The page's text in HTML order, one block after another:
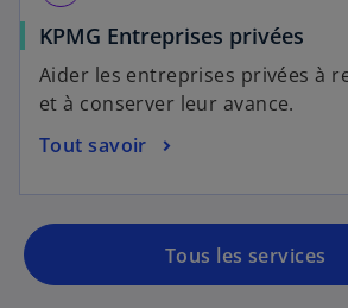
KPMG Entreprises privées
Aider les entreprises privées à
et à conserver leur avance.
Tout savoir
Tous les services